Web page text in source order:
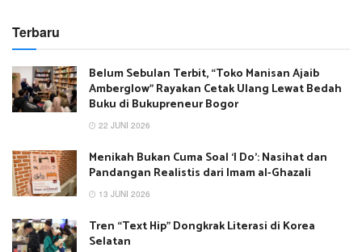
Terbaru
Belum Sebulan Terbit, “Toko Manisan Ajaib
Amberglow” Rayakan Cetak Ulang Lewat Bedah
Buku di Bukupreneur Bogor
22 JUNI 2026
Menikah Bukan Cuma Soal ‘I Do’: Nasihat dan
Pandangan Realistis dari Imam al-Ghazali
13 JUNI 2026
Tren “Text Hip” Dongkrak Literasi di Korea
Selatan